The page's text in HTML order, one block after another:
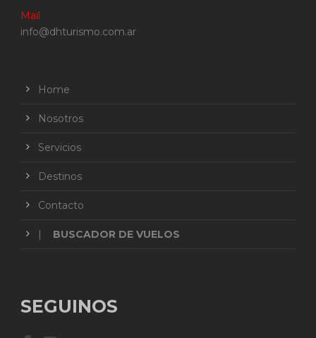
Mail
info@dhturismo.com.ar
Home
Nosotros
Servicios
Destinos
Contacto
| BUSCADOR DE VUELOS
SEGUINOS